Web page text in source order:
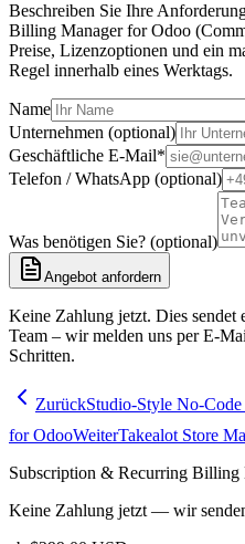
Beschreiben Sie Ihre
Billing Manager for Odoo
Preise, Lizenzoptionen und ein
Regel innerhalb eines Werktags.
Name
Unternehmen (optional)
Geschäftliche E-Mail*
Telefon / WhatsApp (optional)
Was benötigen Sie? (optional)
Angebot anfordern
Keine Zahlung jetzt. Dies sendet
Team – wir melden uns per E-
Schritten.
ZurückStudio-Style No-
for OdooWeiterTakealot Store
Subscription & Recurring
Keine Zahlung jetzt — wir